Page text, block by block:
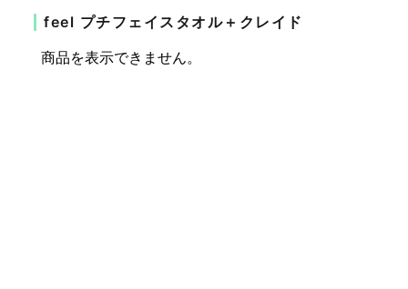
feel プチフェイスタオル＋クレイド